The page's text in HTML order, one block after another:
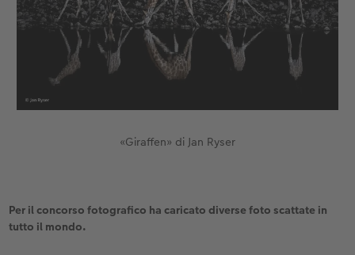
«Giraffen» di Jan Ryser
Per il concorso fotografico ha caricato diverse foto scattate in
tutto il mondo.